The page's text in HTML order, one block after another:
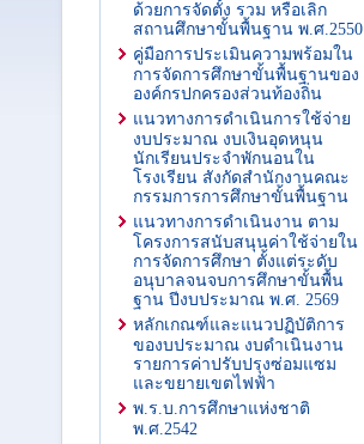
ด้วยการจัดตั้ง รวม หรือเลิก
สถานศึกษาขั้นพื้นฐาน พ.ศ.2550
คู่มือการประเมินความพร้อมใน
การจัดการศึกษาขั้นพื้นฐานของ
องค์กรปกครองส่วนท้องถิ่น
แนวทางการดำเนินการใช้จ่าย
งบประมาณ งบเงินอุดหนุน
นักเรียนประจำพักนอนใน
โรงเรียน สังกัดสำนักงานคณะ
กรรมการการศึกษาขั้นพื้นฐาน
แนวทางการดำเนินงาน ตาม
โครงการสนับสนุนค่าใช้จ่ายใน
การจัดการศึกษา ตั้งแต่ระดับ
อนุบาลจนจบการศึกษาขั้นพื้น
ฐาน ปีงบประมาณ พ.ศ. 2569
หลักเกณฑ์และแนวปฏิบัติการ
ของบประมาณ งบดำเนินงาน
รายการค่าปรับปรุงซ่อมแซม
และขยายเขตไฟฟ้า
พ.ร.บ.การศึกษาแห่งชาติ
พ.ศ.2542